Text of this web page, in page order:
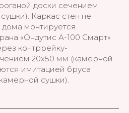
доски сечением
Каркас стен не
монтируется
«Ондутис А-100 Смарт»
контррейку-
20х50 мм (камерной
имитацией бруса
сушки).